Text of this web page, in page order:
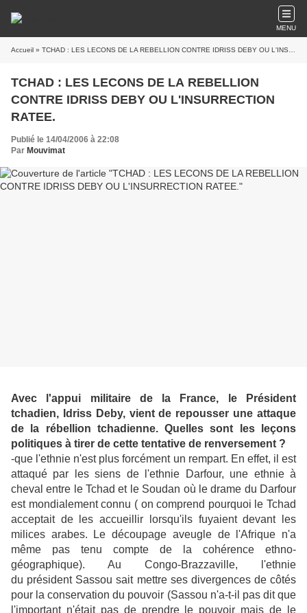
MENU
Accueil » TCHAD : LES LECONS DE LA REBELLION CONTRE IDRISS DEBY OU L'INSURRECTION RATEE.
TCHAD : LES LECONS DE LA REBELLION
CONTRE IDRISS DEBY OU L'INSURRECTION
RATEE.
Publié le 14/04/2006 à 22:08
Par Mouvimat
Avec l'appui militaire de la France, le Président
tchadien, Idriss Deby, vient de repousser une attaque
de la rébellion tchadienne. Quelles sont les leçons
politiques à tirer de cette tentative de renversement ?
-que l'ethnie n'est plus forcément un rempart. En effet, il est
attaqué par les siens de l'ethnie Darfour, une ethnie à
cheval entre le Tchad et le Soudan où le drame du Darfour
est mondialement connu ( on comprend pourquoi le Tchad
acceptait de les accueillir lorsqu'ils fuyaient devant les
milices arabes. Le découpage aveugle de l'Afrique n'a
même pas tenu compte de la cohérence ethno-
géographique). Au Congo-Brazzaville, l'ethnie
du président Sassou sait mettre ses divergences de côtés
pour la conservation du pouvoir (Sassou n'a-t-il pas dit que
l'important n'était pas de prendre le pouvoir mais de le